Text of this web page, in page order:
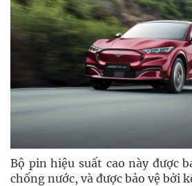
Bộ pin hiệu suất cao này được
chống nước, và được bảo vệ bởi